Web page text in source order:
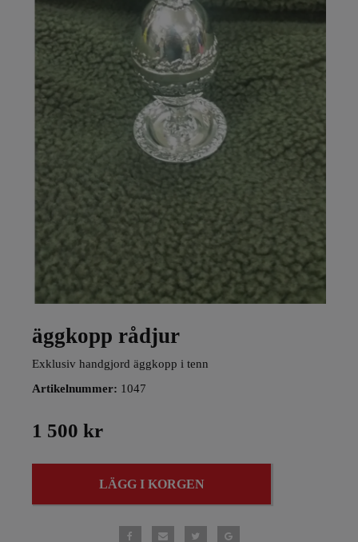
äggkopp rådjur
Exklusiv handgjord äggkopp i tenn
Artikelnummer: 1047
1 500 kr
LÄGG I KORGEN